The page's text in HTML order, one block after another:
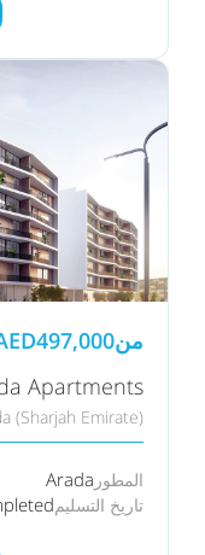
من497,000
Apartments
(Sharjah Emirate)
المطور Arada
تاريخ التسليم